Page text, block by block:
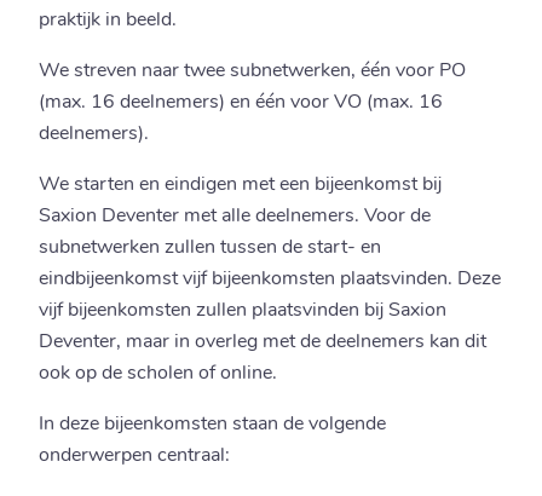
praktijk in beeld.
We streven naar twee subnetwerken, één voor PO
(max. 16 deelnemers) en één voor VO (max. 16
deelnemers).
We starten en eindigen met een bijeenkomst bij
Saxion Deventer met alle deelnemers. Voor de
subnetwerken zullen tussen de start- en
eindbijeenkomst vijf bijeenkomsten plaatsvinden. Deze
vijf bijeenkomsten zullen plaatsvinden bij Saxion
Deventer, maar in overleg met de deelnemers kan dit
ook op de scholen of online.
In deze bijeenkomsten staan de volgende
onderwerpen centraal: